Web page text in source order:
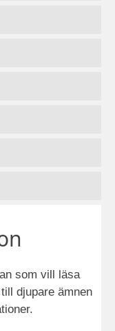
som vill läsa
djupare ämnen